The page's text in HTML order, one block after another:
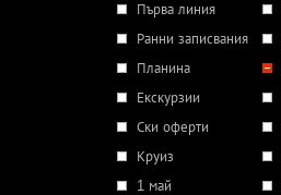
Първа линия
Ранни записвания
Планина
Екскурзии
Ски оферти
Круиз
1 май